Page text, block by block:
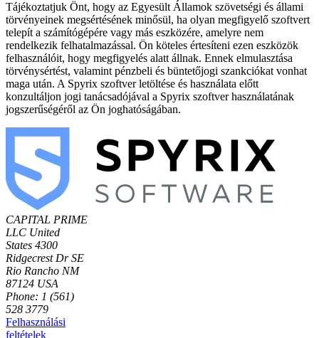
Tájékoztatjuk Önt, hogy az Egyesült Államok szövetségi és állami
törvényeinek megsértésének minősül, ha olyan megfigyelő szoftvert
telepít a számítógépére vagy más eszközére, amelyre nem
rendelkezik felhatalmazással. Ön köteles értesíteni ezen eszközök
felhasználóit, hogy megfigyelés alatt állnak. Ennek elmulasztása
törvénysértést, valamint pénzbeli és büntetőjogi szankciókat vonhat
maga után. A Spyrix szoftver letöltése és használata előtt
konzultáljon jogi tanácsadójával a Spyrix szoftver használatának
jogszerűségéről az Ön joghatóságában.
CAPITAL PRIME
LLC United
States 4300
Ridgecrest Dr SE
Rio Rancho NM
87124 USA
Phone: 1 (561)
528 3779
Felhasználási
feltételek